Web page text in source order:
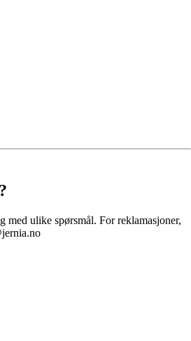
med ulike spørsmål. For reklamasjoner,